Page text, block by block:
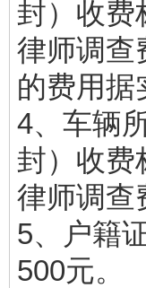
封）收费
律师调查
的费用据
4、车辆
封）收费
律师调查
5、户籍
500元。